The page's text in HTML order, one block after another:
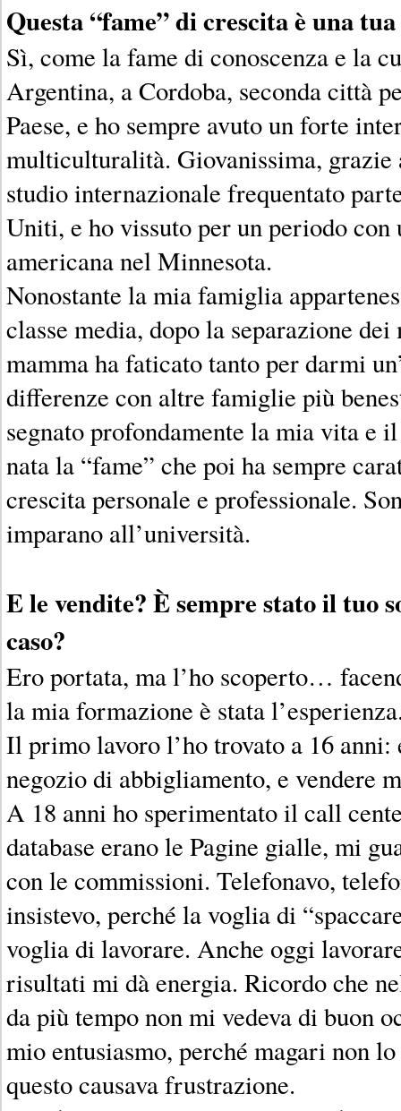
Questa “fame” di crescita è una
Sì, come la fame di conoscenza e la
Argentina, a Cordoba, seconda città
Paese, e ho sempre avuto un forte
multiculturalità. Giovanissima, grazie
studio internazionale frequentato
Uniti, e ho vissuto per un periodo
americana nel Minnesota.
Nonostante la mia famiglia
classe media, dopo la separazione
mamma ha faticato tanto per darmi
differenze con altre famiglie più
segnato profondamente la mia vita e
nata la “fame” che poi ha sempre
crescita personale e professionale.
imparano all’università.
E le vendite? È sempre stato il tuo
caso?
Ero portata, ma l’ho scoperto…
la mia formazione è stata
Il primo lavoro l’ho trovato a 16 anni:
negozio di abbigliamento, e vendere
A 18 anni ho sperimentato il call
database erano le Pagine gialle, mi
con le commissioni. Telefonavo,
insistevo, perché la voglia di
voglia di lavorare. Anche oggi
risultati mi dà energia. Ricordo che
da più tempo non mi vedeva di buon
mio entusiasmo, perché magari non
questo causava frustrazione.